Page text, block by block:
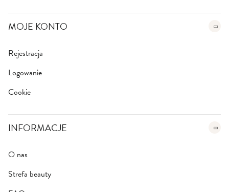
MOJE KONTO
Rejestracja
Logowanie
Cookie
INFORMACJE
O nas
Strefa beauty